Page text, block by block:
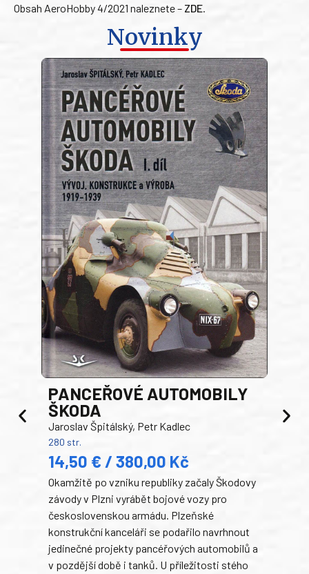
Obsah AeroHobby 4/2021 naleznete – ZDE
Novinky
PANCEŘOVÉ AUTOMOBILY
ŠKODA
Jaroslav Špitálský, Petr Kadlec
280 str.
14,50 € / 380,00 Kč
Okamžitě po vzniku republiky začaly Škodovy
závody v Plzni vyrábět bojové vozy pro
československou armádu. Plzeňské
konstrukční kanceláři se podařilo navrhnout
jedinečné projekty pancéřových automobilů a
v pozdější době i tanků. U příležitosti stého